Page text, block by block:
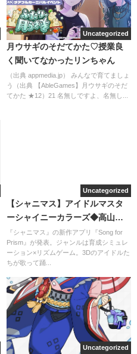
Uncategorized
月ウサギのそだてかた♡授業良
く聞いてなかったリンちゃん
（出典 appmedia.jp） みんなで育てましょ
う（出典 【AbleGames】月ウサギのそだ
てかた ★12）21 名無しですよ、名無し...
Uncategorized
【シャニマス】アイドルマスタ
ーシャイニーカラーズ◆高山を
放課後クライマックスガールズ
に？
『シャニマス』の新作アプリ『Song for
Prism』が発表。ジャンルは育成シミュレ
ーション×リズムゲーム。3Dのアイドルた
ちが歌って踊...
Uncategorized